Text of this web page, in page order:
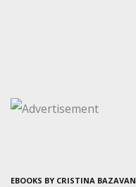
EBOOKS BY CRISTINA BAZAVAN